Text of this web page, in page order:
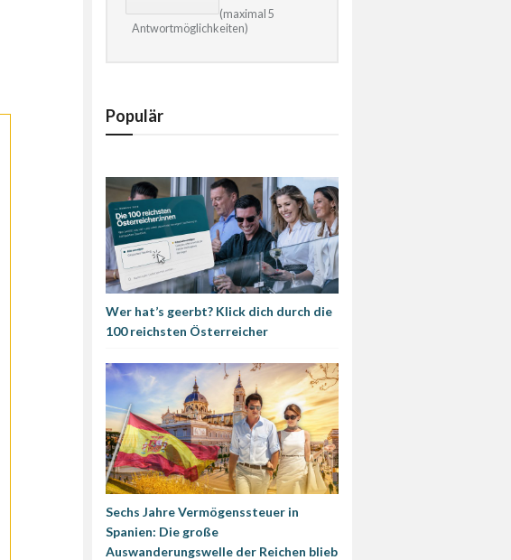
(maximal 5
Antwortmöglichkeiten)
Populär
Wer hat’s geerbt? Klick dich durch die
100 reichsten Österreicher
Sechs Jahre Vermögenssteuer in
Spanien: Die große
Auswanderungswelle der Reichen blieb